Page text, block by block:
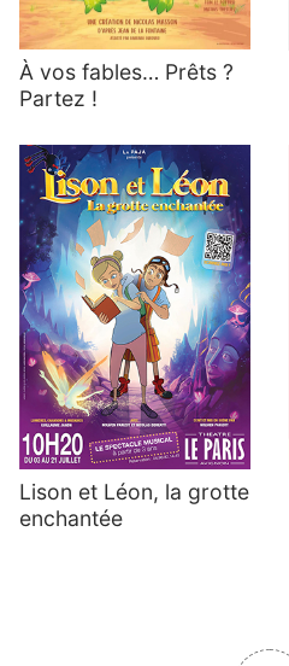
À vos fables… Prêts ?
Partez !
Lison et Léon, la grotte
enchantée